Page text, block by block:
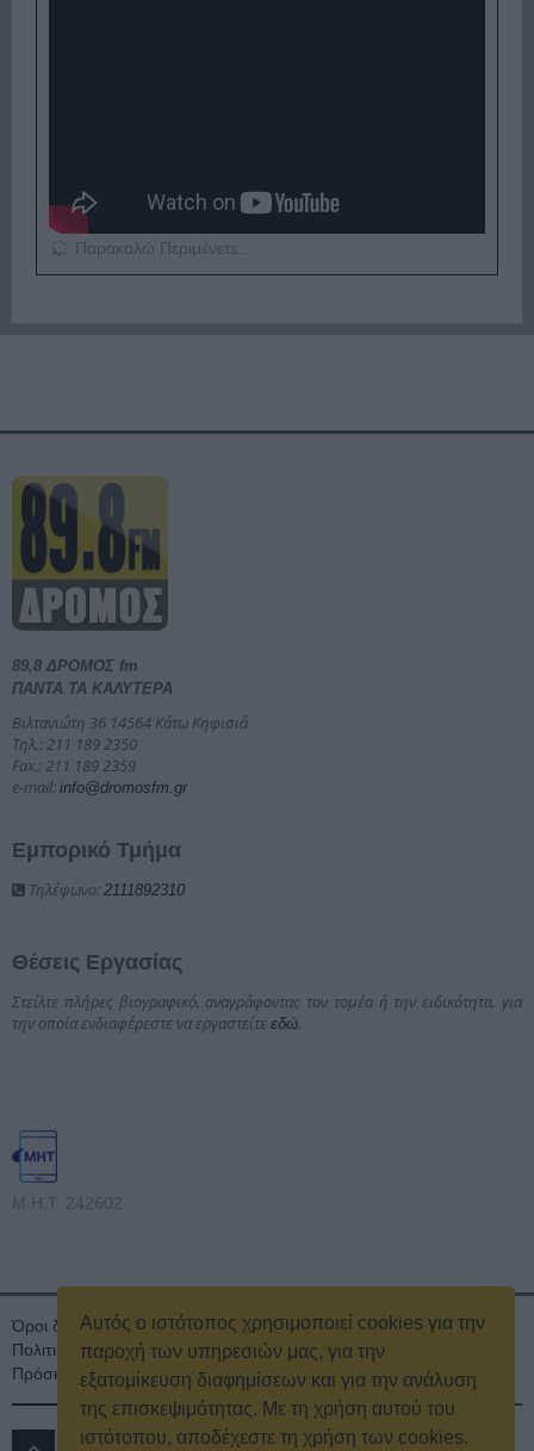
Αυτός ο ιστότοπος χρησιμοποιεί cookies για την
παροχή των υπηρεσιών μας, για την
εξατομίκευση διαφημίσεων και για την ανάλυση
της επισκεψιμότητας. Με τη χρήση αυτού του
ιστότοπου, αποδέχεστε τη χρήση των cookies.
Παρακαλώ Περιμένετε...
89,8 ΔΡΟΜΟΣ fm
ΠΑΝΤΑ ΤΑ ΚΑΛΥΤΕΡΑ
Βιλτανιώτη 36 14564 Κάτω Κηφισιά
Τηλ.: 211 189 2350
Fax.: 211 189 2359
e-mail: info@dromosfm.gr
Εμπορικό Τμήμα
Τηλέφωνο: 2111892310
Θέσεις Εργασίας
Στείλτε πλήρες βιογραφικό, αναγράφοντας τον τομέα ή την ειδικότητα, για
την οποία ενδιαφέρεστε να εργαστείτε εδώ.
Μ.Η.Τ. 242602
Όροι διαγωνισμού Όροι Χρήσης
Ταυτότητα
Πολιτική Απορρήτου & Cookies
Επικοινωνία
Οικονομικά στοιχεία
Πρόσκληση τακτικής γενικής συνέλευσης
Κρατική Διαφήμιση